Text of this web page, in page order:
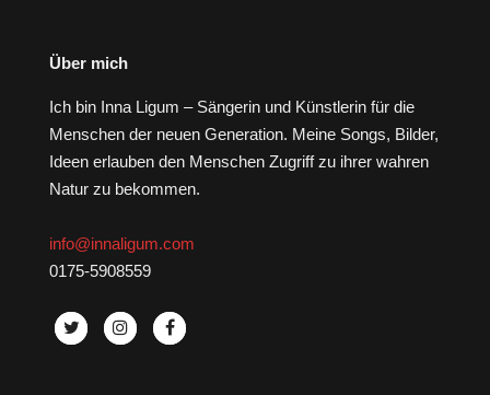
Über mich
Ich bin Inna Ligum – Sängerin und Künstlerin für die
Menschen der neuen Generation. Meine Songs, Bilder,
Ideen erlauben den Menschen Zugriff zu ihrer wahren
Natur zu bekommen.
info@innaligum.com
0175-5908559